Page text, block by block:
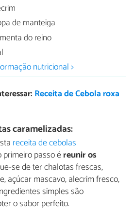
de manteiga
do reino
nutricional >
Receita de Cebola roxa
caramelizadas:
receita de cebolas
primeiro passo éreunir os
se de ter chalotas frescas,
açúcar mascavo, alecrim fresco,
simples são
o sabor perfeito.